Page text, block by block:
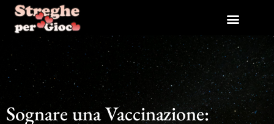
contenuto
Sognare una Vaccinazione: